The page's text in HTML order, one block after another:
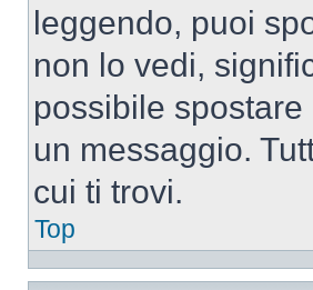
leggendo, puoi
non lo vedi,
possibile
un messaggio.
cui ti trovi.
Top